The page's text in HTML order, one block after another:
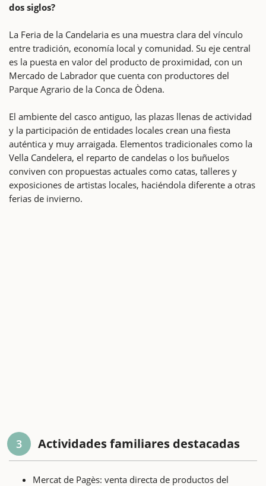
dos siglos?
La Feria de la Candelaria es una muestra clara del vínculo
entre tradición, economía local y comunidad. Su eje central
es la puesta en valor del producto de proximidad, con un
Mercado de Labrador que cuenta con productores del
Parque Agrario de la Conca de Òdena.
El ambiente del casco antiguo, las plazas llenas de actividad
y la participación de entidades locales crean una fiesta
auténtica y muy arraigada. Elementos tradicionales como la
Vella Candelera, el reparto de candelas o los buñuelos
conviven con propuestas actuales como catas, talleres y
exposiciones de artistas locales, haciéndola diferente a otras
ferias de invierno.
3 Actividades familiares destacadas
Mercat de Pagès: venta directa de productos del